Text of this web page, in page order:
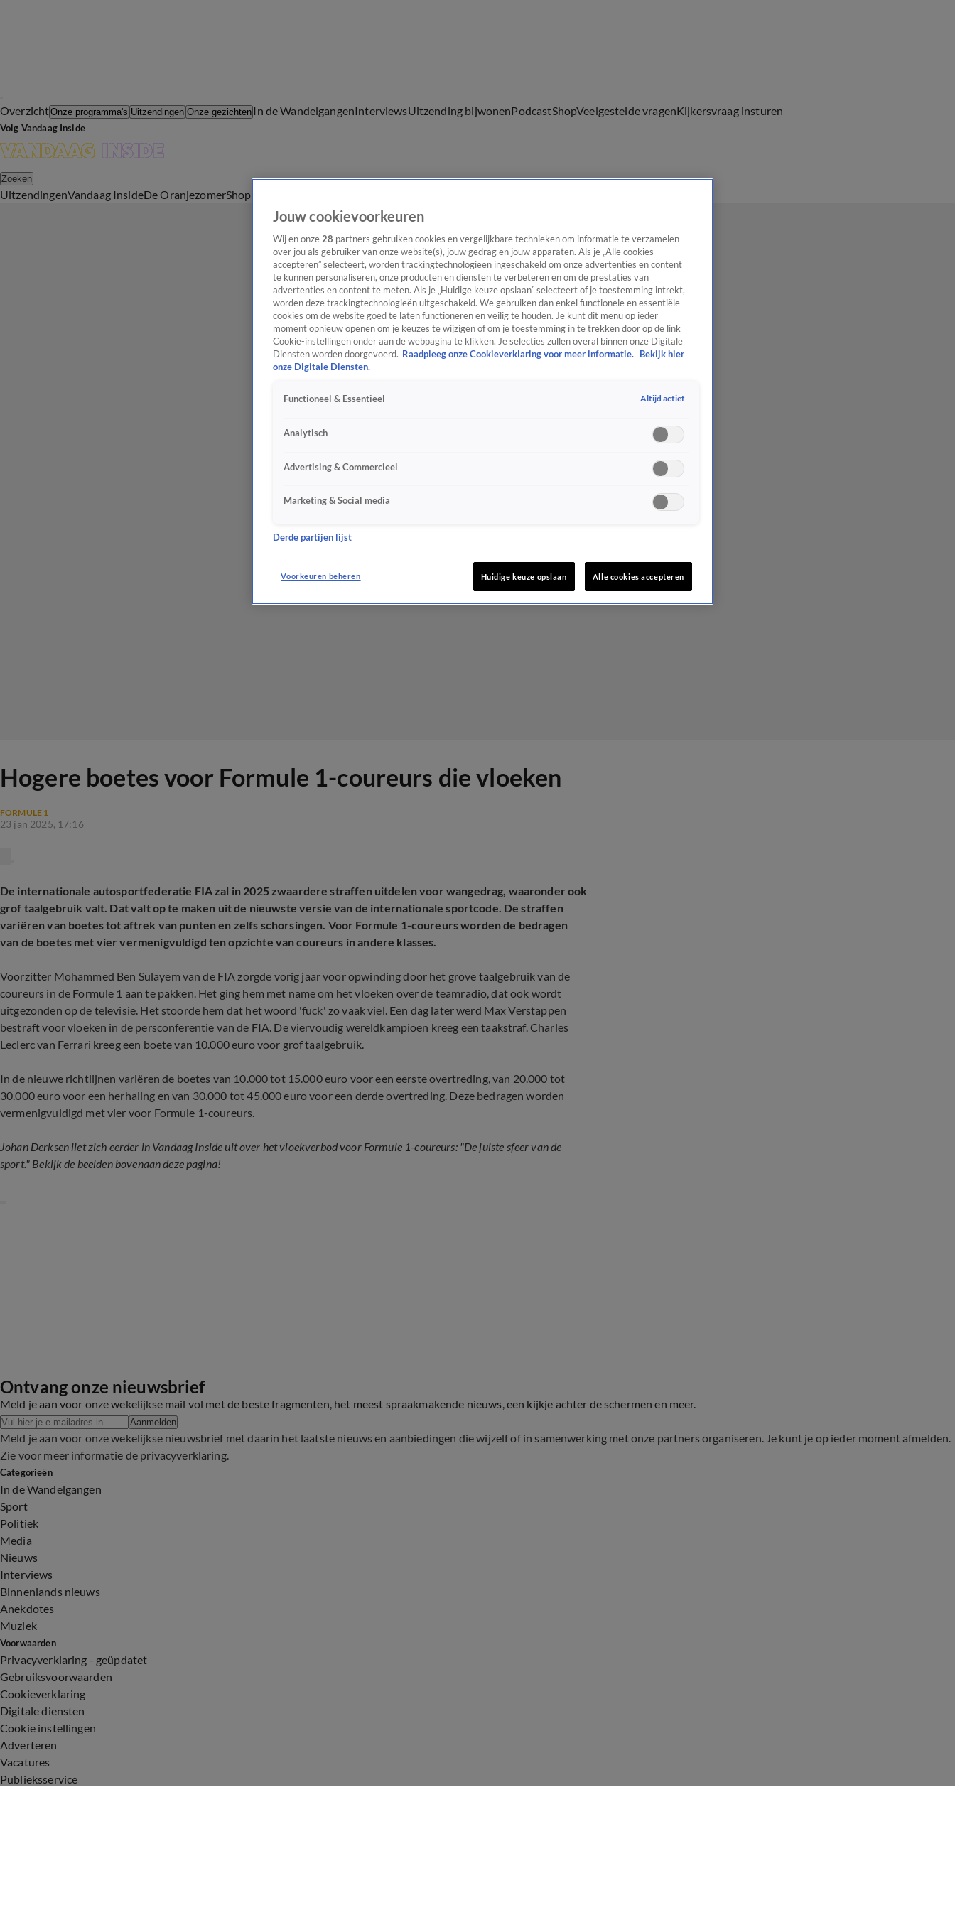
OverzichtOnze programma's Uitzendingen Onze gezichten In de WandelgangenInterviewsUitzending bijwonenPodcastShopVeelgestelde vragenKijkersvraag insturen
Volg Vandaag Inside
Zoeken
UitzendingenVandaag InsideDe OranjezomerShop
Hogere boetes voor Formule 1-coureurs die vloeken
FORMULE 1
23 jan 2025, 17:16
De internationale autosportfederatie FIA zal in 2025 zwaardere straffen uitdelen voor wangedrag, waaronder ook
grof taalgebruik valt. Dat valt op te maken uit de nieuwste versie van de internationale sportcode. De straffen
variëren van boetes tot aftrek van punten en zelfs schorsingen. Voor Formule 1-coureurs worden de bedragen
van de boetes met vier vermenigvuldigd ten opzichte van coureurs in andere klasses.
Voorzitter Mohammed Ben Sulayem van de FIA zorgde vorig jaar voor opwinding door het grove taalgebruik van de
coureurs in de Formule 1 aan te pakken. Het ging hem met name om het vloeken over de teamradio, dat ook wordt
uitgezonden op de televisie. Het stoorde hem dat het woord 'fuck' zo vaak viel. Een dag later werd Max Verstappen
bestraft voor vloeken in de persconferentie van de FIA. De viervoudig wereldkampioen kreeg een taakstraf. Charles
Leclerc van Ferrari kreeg een boete van 10.000 euro voor grof taalgebruik.
In de nieuwe richtlijnen variëren de boetes van 10.000 tot 15.000 euro voor een eerste overtreding, van 20.000 tot
30.000 euro voor een herhaling en van 30.000 tot 45.000 euro voor een derde overtreding. Deze bedragen worden
vermenigvuldigd met vier voor Formule 1-coureurs.
Johan Derksen liet zich eerder in Vandaag Inside uit over het vloekverbod voor Formule 1-coureurs: "De juiste sfeer van de
sport." Bekijk de beelden bovenaan deze pagina!
Ontvang onze nieuwsbrief
Meld je aan voor onze wekelijkse mail vol met de beste fragmenten, het meest spraakmakende nieuws, een kijkje achter de schermen en meer.
Aanmelden
Meld je aan voor onze wekelijkse nieuwsbrief met daarin het laatste nieuws en aanbiedingen die wijzelf of in samenwerking met onze partners organiseren. Je kunt je op ieder moment afmelden.
Zie voor meer informatie de privacyverklaring.
Categorieën
In de Wandelgangen
Sport
Politiek
Media
Nieuws
Interviews
Binnenlands nieuws
Anekdotes
Muziek
Voorwaarden
Privacyverklaring - geüpdatet
Gebruiksvoorwaarden
Cookieverklaring
Digitale diensten
Cookie instellingen
Adverteren
Vacatures
Publieksservice
Jouw cookievoorkeuren
Wij en onze 28 partners gebruiken cookies en vergelijkbare technieken om informatie te verzamelen
over jou als gebruiker van onze website(s), jouw gedrag en jouw apparaten. Als je „Alle cookies
accepteren” selecteert, worden trackingtechnologieën ingeschakeld om onze advertenties en content
te kunnen personaliseren, onze producten en diensten te verbeteren en om de prestaties van
advertenties en content te meten. Als je „Huidige keuze opslaan” selecteert of je toestemming intrekt,
worden deze trackingtechnologieën uitgeschakeld. We gebruiken dan enkel functionele en essentiële
cookies om de website goed te laten functioneren en veilig te houden. Je kunt dit menu op ieder
moment opnieuw openen om je keuzes te wijzigen of om je toestemming in te trekken door op de link
Cookie-instellingen onder aan de webpagina te klikken. Je selecties zullen overal binnen onze Digitale
Diensten worden doorgevoerd. Raadpleeg onze Cookieverklaring voor meer informatie.
Bekijk hier
onze Digitale Diensten.
Functioneel & Essentieel Altijd actief
Analytisch
Advertising & Commercieel
Marketing & Social media
Derde partijen lijst
Voorkeuren beheren Huidige keuze opslaan Alle cookies accepteren